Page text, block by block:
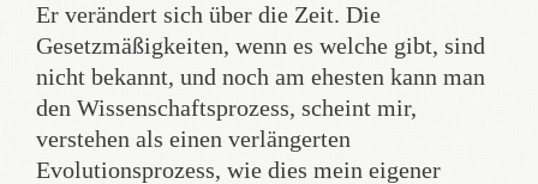
Er verändert sich über die Zeit. Die
Gesetzmäßigkeiten, wenn es welche gibt, sind
nicht bekannt, und noch am ehesten kann man
den Wissenschaftsprozess, scheint mir,
verstehen als einen verlängerten
Evolutionsprozess, wie dies mein eigener